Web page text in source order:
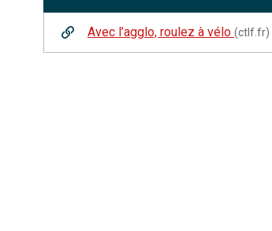
Avec l’agglo, roulez à vélo (ctlf.fr)